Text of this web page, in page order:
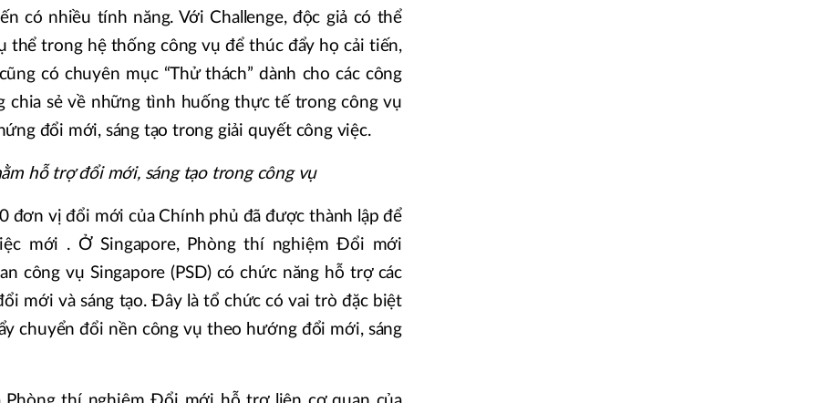
có nhiều tính năng. Với Challenge, độc giả có thể
thể trong hệ thống công vụ để thúc đẩy họ cải tiến,
có chuyên mục “Thử thách” dành cho các công
chia sẻ về những tình huống thực tế trong công vụ
đổi mới, sáng tạo trong giải quyết công việc.
hỗ trợ đổi mới, sáng tạo trong công vụ
đơn vị đổi mới của Chính phủ đã được thành lập để
mới . Ở Singapore, Phòng thí nghiệm Đổi mới
công vụ Singapore (PSD) có chức năng hỗ trợ các
mới và sáng tạo. Đây là tổ chức có vai trò đặc biệt
chuyển đổi nền công vụ theo hướng đổi mới, sáng